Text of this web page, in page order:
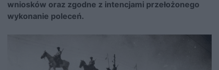
wniosków oraz zgodne z intencjami przełożonego
wykonanie poleceń.